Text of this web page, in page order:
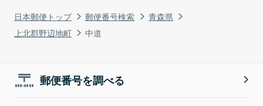
日本郵便トップ 郵便番号検索
青森県
上北郡野辺地町
中道
郵便番号を調べる